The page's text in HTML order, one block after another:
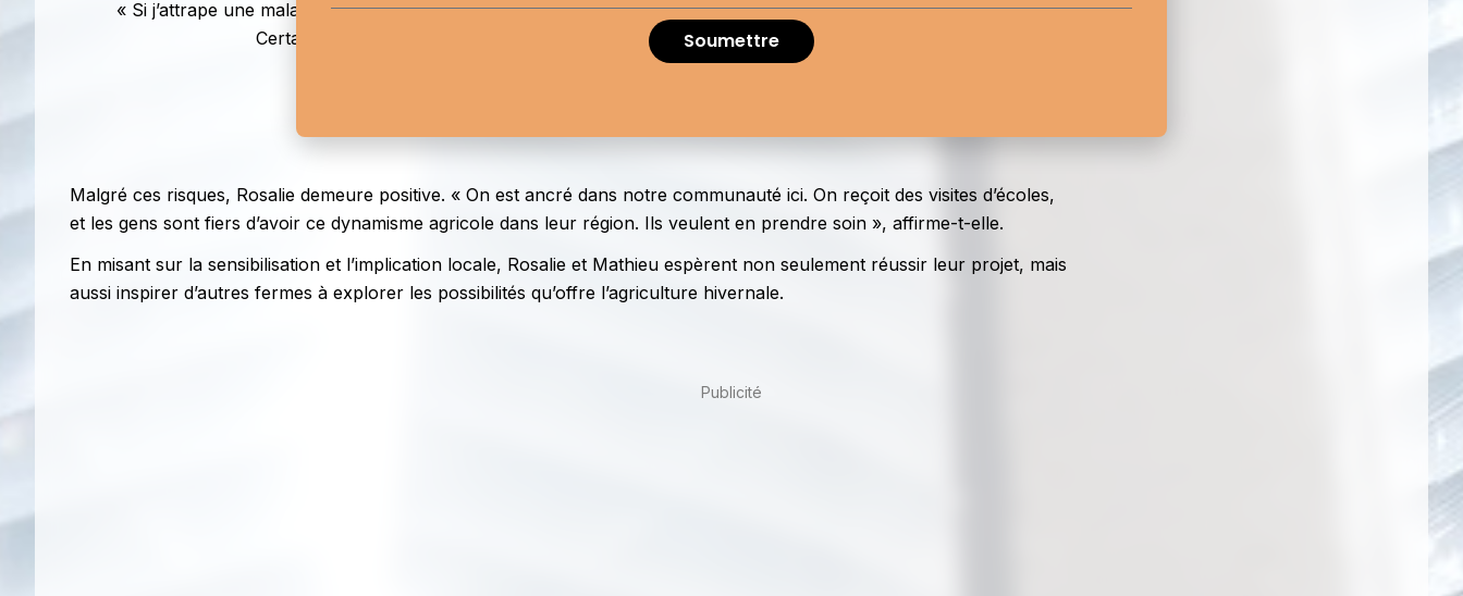
« Si j’attrape une maladie, surtout dans la tomate, ça pourrait signifier la fin de la ferme. Je n’ai pas de plan B.
Certaines maladies obligent à laisser la serre en jachère pendant cinq ans. »
Malgré ces risques, Rosalie demeure positive. « On est ancré dans notre communauté ici. On reçoit des visites d’écoles,
et les gens sont fiers d’avoir ce dynamisme agricole dans leur région. Ils veulent en prendre soin », affirme-t-elle.
En misant sur la sensibilisation et l’implication locale, Rosalie et Mathieu espèrent non seulement réussir leur projet, mais
aussi inspirer d’autres fermes à explorer les possibilités qu’offre l’agriculture hivernale.
Publicité
Soumettre